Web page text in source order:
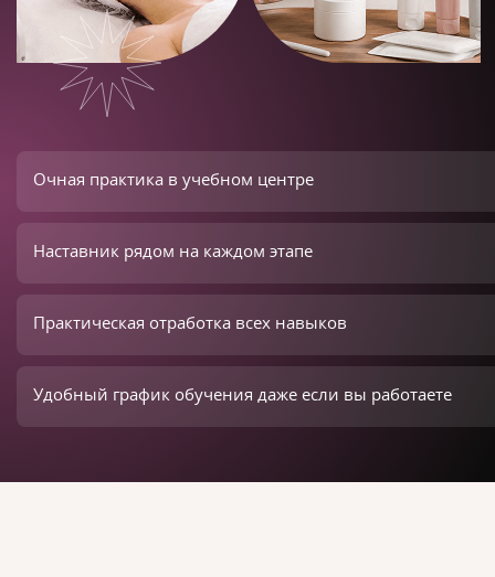
Очная практика в учебном центре
Наставник рядом на каждом этапе
Практическая отработка всех навыков
Удобный график обучения даже если вы работаете